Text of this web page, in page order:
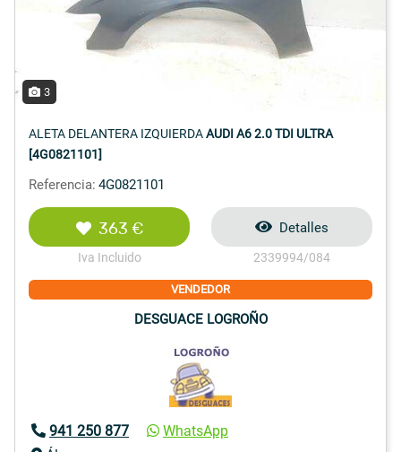
3
ALETA DELANTERA IZQUIERDAAUDI A6 2.0 TDI ULTRA
[4G0821101]
Referencia: 4G0821101
363 €
Iva Incluido
Detalles
2339994/084
VENDEDOR
DESGUACE LOGROÑO
941 250 877
WhatsApp